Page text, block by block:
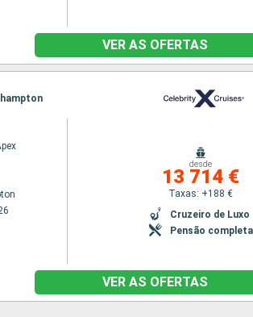
VER AS OFERTAS
desde
13 714 €
Taxas: +188 €
Cruzeiro de Luxo
Pensão completa
VER AS OFERTAS